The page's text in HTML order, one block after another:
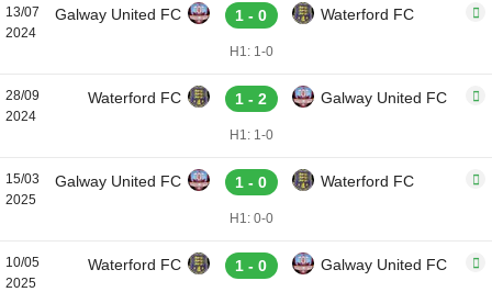
13/07
2024
Galway United FC 1 - 0 Waterford FC
H1: 1-0
28/09
2024
Waterford FC 1 - 2 Galway United FC
H1: 1-0
15/03
2025
Galway United FC 1 - 0 Waterford FC
H1: 0-0
10/05
2025
Waterford FC 1 - 0 Galway United FC